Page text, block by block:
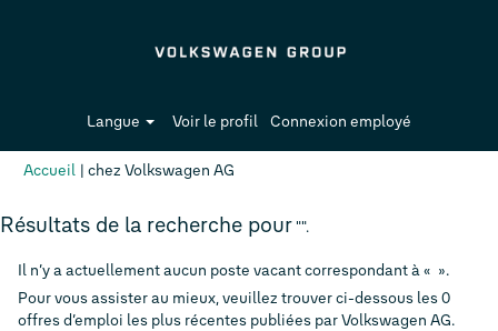
Langue Voir le profil Connexion employé
Accueil | chez Volkswagen AG
Résultats de la recherche pour "".
Il n’y a actuellement aucun poste vacant correspondant à « ».
Pour vous assister au mieux, veuillez trouver ci-dessous les 0
offres d’emploi les plus récentes publiées par Volkswagen AG.